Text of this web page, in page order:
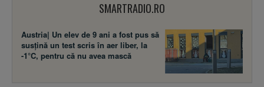
SMARTRADIO.RO
Austria| Un elev de 9 ani a fost pus să
susţină un test scris în aer liber, la
-1°C, pentru că nu avea mască